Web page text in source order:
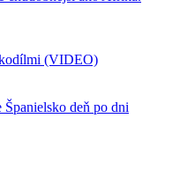
(VIDEO)
deň po dni